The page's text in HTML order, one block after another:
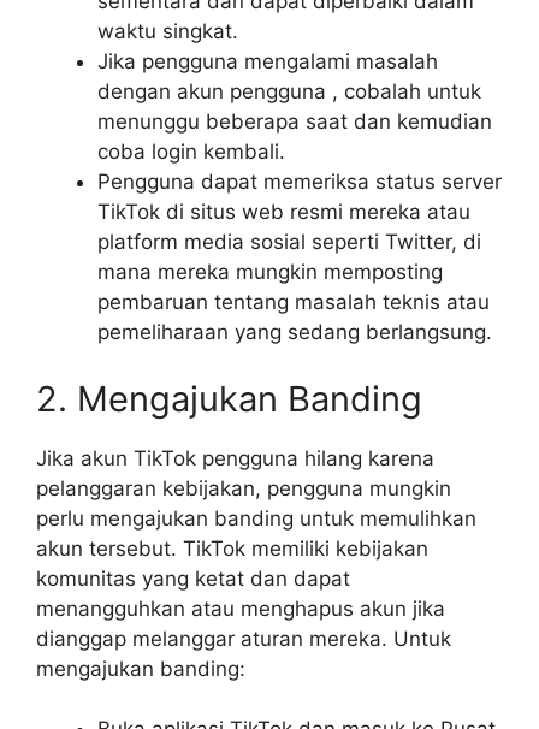
waktu singkat.
Jika pengguna mengalami masalah
dengan akun pengguna , cobalah untuk
menunggu beberapa saat dan kemudian
coba login kembali.
Pengguna dapat memeriksa status server
TikTok di situs web resmi mereka atau
platform media sosial seperti Twitter, di
mana mereka mungkin memposting
pembaruan tentang masalah teknis atau
pemeliharaan yang sedang berlangsung.
2. Mengajukan Banding
Jika akun TikTok pengguna hilang karena
pelanggaran kebijakan, pengguna mungkin
perlu mengajukan banding untuk memulihkan
akun tersebut. TikTok memiliki kebijakan
komunitas yang ketat dan dapat
menangguhkan atau menghapus akun jika
dianggap melanggar aturan mereka. Untuk
mengajukan banding: